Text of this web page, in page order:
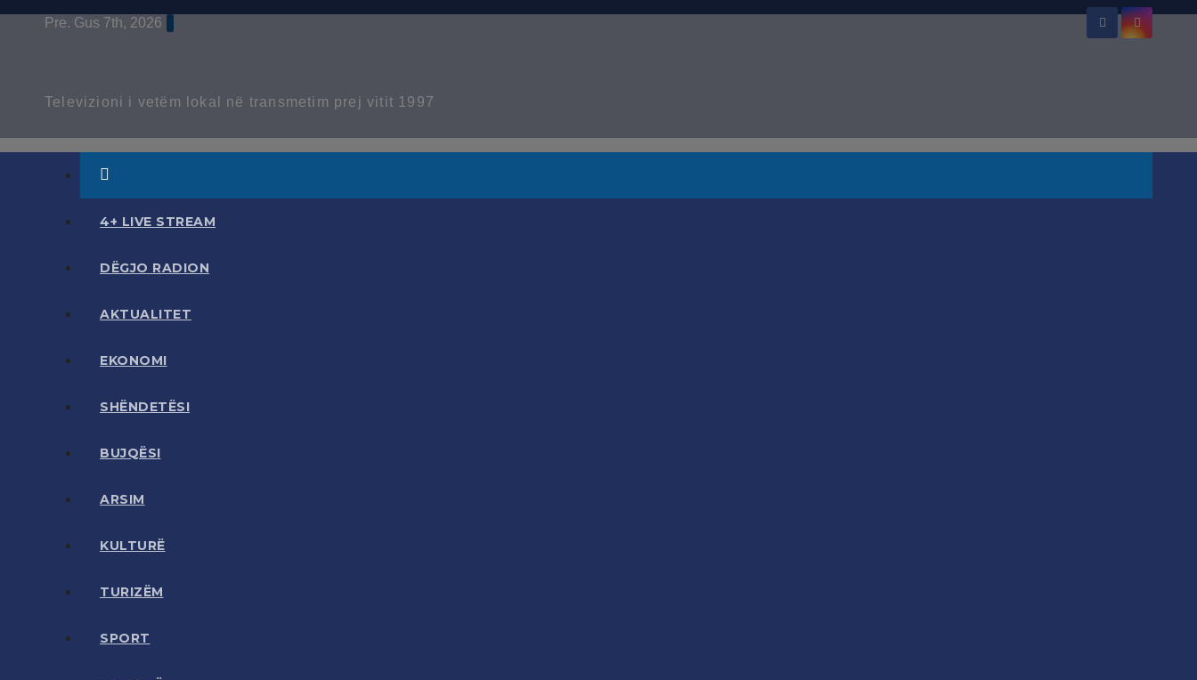
Skip
Pre. Gus 7th, 2026
Televizioni i vetëm lokal në transmetim prej vitit 1997
4+ LIVE STREAM
DËGJO RADION
AKTUALITET
EKONOMI
SHËNDETËSI
BUJQËSI
ARSIM
KULTURË
TURIZËM
SPORT